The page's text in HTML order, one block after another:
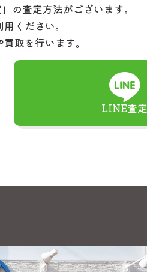
の査定方法がございます。
ください。
取を行います。
LINE査定